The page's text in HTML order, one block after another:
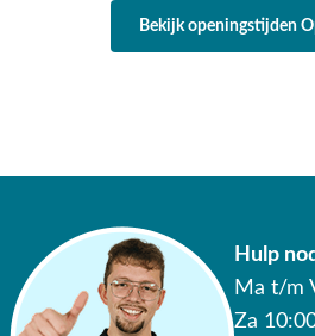
Bekijk openingstijden
Hulp
Ma t/m
Za